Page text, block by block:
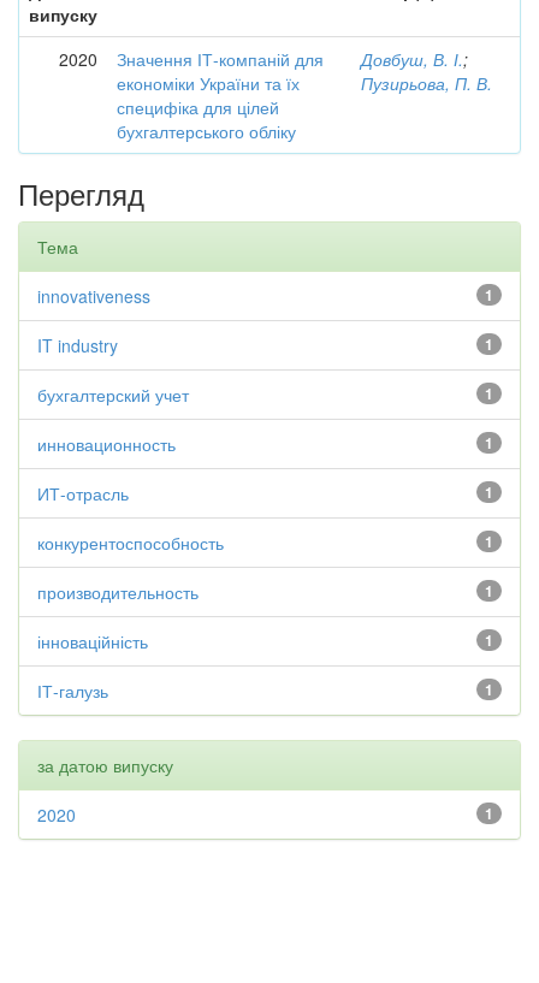
випуску
2020
Значення ІТ-компаній для
економіки України та їх
специфіка для цілей
бухгалтерського обліку
Довбуш, В. І.;
Пузирьова, П. В.
Перегляд
Тема
1
innovativeness
1
IT industry
1
бухгалтерский учет
1
инновационность
1
ИТ-отрасль
1
конкурентоспособность
1
производительность
1
інноваційність
1
ІТ-галузь
за датою випуску
1
2020